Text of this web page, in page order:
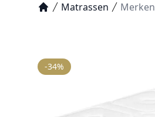
Matrassen Merken
-34%